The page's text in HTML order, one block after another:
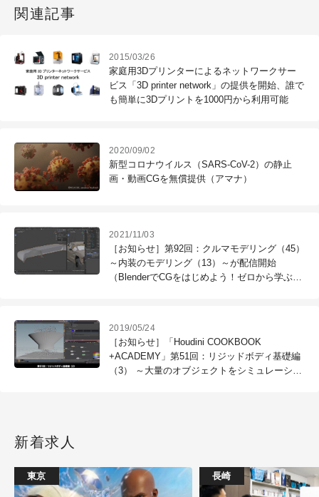
関連記事
2015/03/26
家庭用3Dプリンターによるネットワークサー
ビス「3D printer network」の提供を開始、誰で
も簡単に3Dプリントを1000円から利用可能
2020/09/02
新型コロナウイルス（SARS-CoV-2）の静止
画・動画CGを無償提供（アマナ）
2021/11/03
［お知らせ］第92回：クルマモデリング（45）
～内装のモデリング（13）～が配信開始
（BlenderでCGをはじめよう！ゼロから学ぶ
2019/05/24
［お知らせ］「Houdini COOKBOOK
+ACADEMY」第51回：リジッドボディ基礎編
（3） ～大量のオブジェクトをシミュレーショ
新着求人
東京 長崎